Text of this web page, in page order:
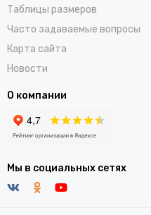
Таблицы размеров
Часто задаваемые вопросы
Карта сайта
Новости
О компании
Мы в социальных сетях